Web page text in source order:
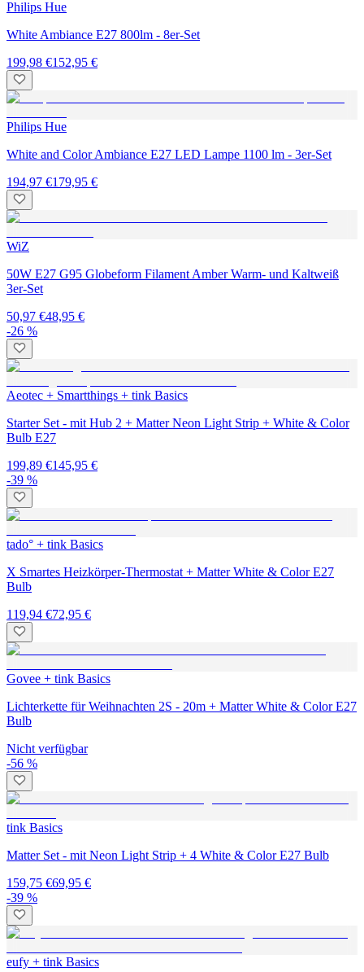
Philips Hue
White Ambiance E27 800lm - 8er-Set
199,98 €152,95 €
Philips Hue
White and Color Ambiance E27 LED Lampe 1100 lm - 3er-Set
194,97 €179,95 €
WiZ
50W E27 G95 Globeform Filament Amber Warm- und Kaltweiß
3er-Set
50,97 €48,95 €
-26 %
Aeotec + Smartthings + tink Basics
Starter Set - mit Hub 2 + Matter Neon Light Strip + White & Color
Bulb E27
199,89 €145,95 €
-39 %
tado° + tink Basics
X Smartes Heizkörper-Thermostat + Matter White & Color E27
Bulb
119,94 €72,95 €
Govee + tink Basics
Lichterkette für Weihnachten 2S - 20m + Matter White & Color E27
Bulb
Nicht verfügbar
-56 %
tink Basics
Matter Set - mit Neon Light Strip + 4 White & Color E27 Bulb
159,75 €69,95 €
-39 %
eufy + tink Basics